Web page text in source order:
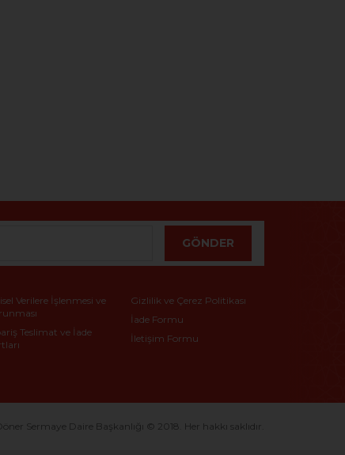
GÖNDER
Verilere İşlenmesi ve
Teslimat ve İade
Gizlilik ve Çerez Politikası
İade Formu
İletişim Formu
Sermaye Daire Başkanlığı © 2018. Her hakkı saklıdır.